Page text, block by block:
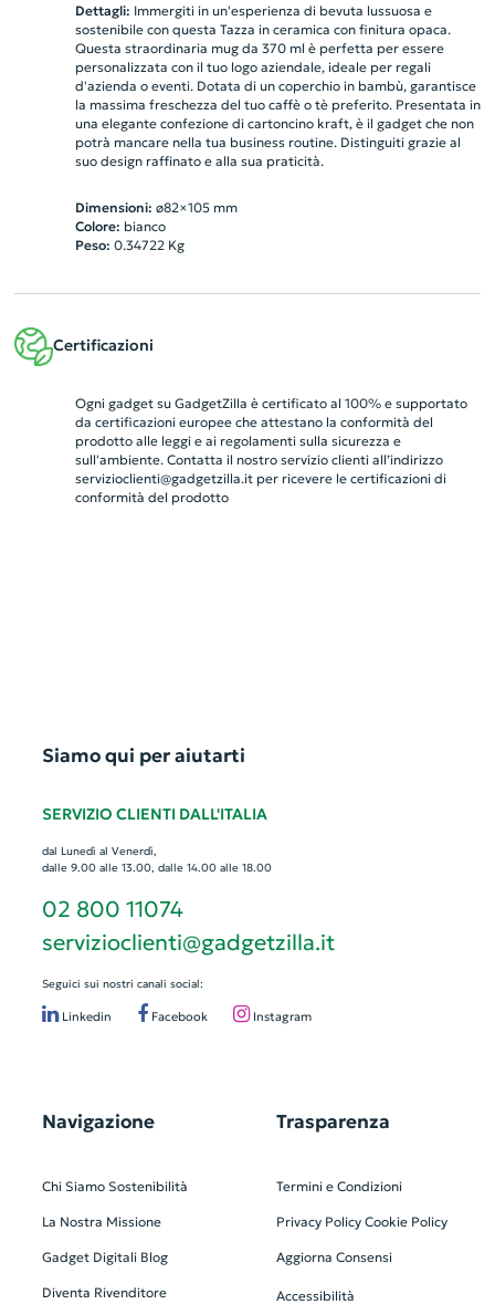
Dettagli: Immergiti in un'esperienza di bevuta lussuosa e
sostenibile con questa Tazza in ceramica con finitura opaca.
Questa straordinaria mug da 370 ml è perfetta per essere
personalizzata con il tuo logo aziendale, ideale per regali
d'azienda o eventi. Dotata di un coperchio in bambù, garantisce
la massima freschezza del tuo caffè o tè preferito. Presentata in
una elegante confezione di cartoncino kraft, è il gadget che non
potrà mancare nella tua business routine. Distinguiti grazie al
suo design raffinato e alla sua praticità.
Dimensioni: ø82×105 mm
Colore: bianco
Peso: 0.34722 Kg
Certificazioni
Ogni gadget su GadgetZilla è certificato al 100% e supportato
da certificazioni europee che attestano la conformità del
prodotto alle leggi e ai regolamenti sulla sicurezza e
sull'ambiente. Contatta il nostro servizio clienti all’indirizzo
servizioclienti@gadgetzilla.itper ricevere le certificazioni di
conformità del prodotto
Siamo qui per aiutarti
SERVIZIO CLIENTI DALL'ITALIA
dal Lunedì al Venerdì,
dalle 9.00 alle 13.00, dalle 14.00 alle 18.00
02 800 11074
servizioclienti@gadgetzilla.it
Seguici sui nostri canali social:
Linkedin Facebook Instagram
Navigazione
Chi Siamo Sostenibilità
La Nostra Missione
Gadget Digitali Blog
Diventa Rivenditore
Trasparenza
Termini e Condizioni
Privacy Policy Cookie Policy
Aggiorna Consensi
Accessibilità